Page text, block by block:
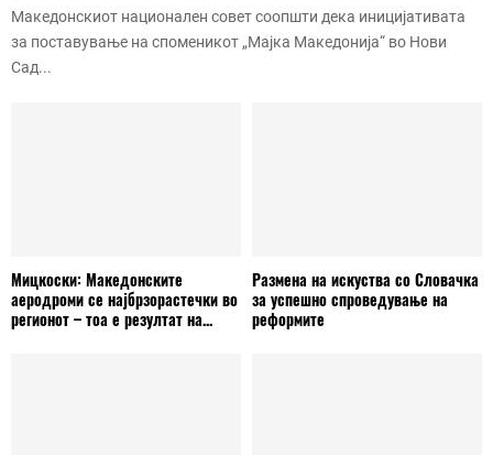
Македонскиот национален совет соопшти дека иницијативата
за поставување на споменикот „Мајка Македонија“ во Нови
Сад...
Мицкоски: Македонските
аеродроми се најбрзорастечки во
регионот – тоа е резултат на...
Размена на искуства со Словачка
за успешно спроведување на
реформите